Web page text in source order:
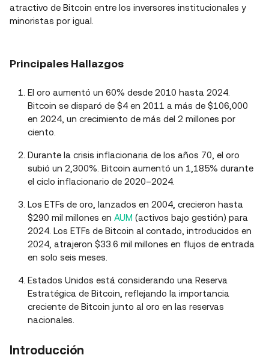
atractivo de Bitcoin entre los inversores institucionales y
minoristas por igual.
Principales Hallazgos
El oro aumentó un 60% desde 2010 hasta 2024.
Bitcoin se disparó de $4 en 2011 a más de $106,000
en 2024, un crecimiento de más del 2 millones por
ciento.
Durante la crisis inflacionaria de los años 70, el oro
subió un 2,300%. Bitcoin aumentó un 1,185% durante
el ciclo inflacionario de 2020–2024.
Los ETFs de oro, lanzados en 2004, crecieron hasta
$290 mil millones en AUM (activos bajo gestión) para
2024. Los ETFs de Bitcoin al contado, introducidos en
2024, atrajeron $33.6 mil millones en flujos de entrada
en solo seis meses.
Estados Unidos está considerando una Reserva
Estratégica de Bitcoin, reflejando la importancia
creciente de Bitcoin junto al oro en las reservas
nacionales.
Introducción